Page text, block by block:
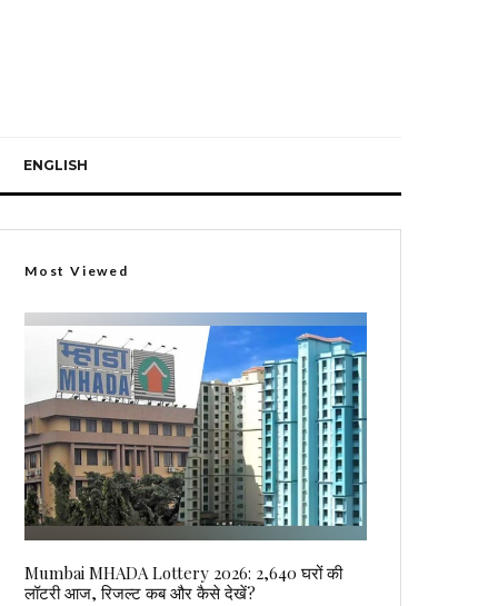
ENGLISH
Most Viewed
Mumbai MHADA Lottery 2026: 2,640 घरों की
लॉटरी आज, रिजल्ट कब और कैसे देखें?